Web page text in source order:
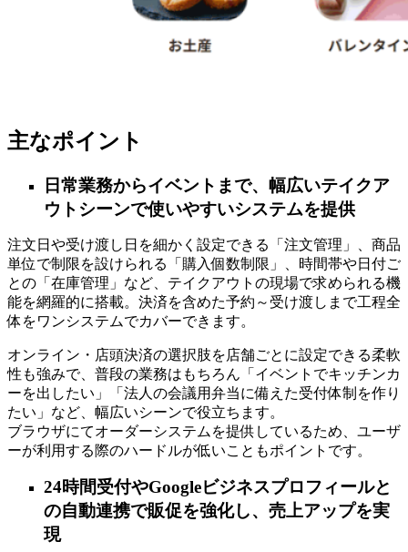
主なポイント
日常業務からイベントまで、幅広いテイクア
ウトシーンで使いやすいシステムを提供
注⽂⽇や受け渡し⽇を細かく設定できる「注文管理」、商品
単位で制限を設けられる「購入個数制限」、時間帯や日付ご
との「在庫管理」など、テイクアウトの現場で求められる機
能を網羅的に搭載。決済を含めた予約～受け渡しまで工程全
体をワンシステムでカバーできます。
オンライン・店頭決済の選択肢を店舗ごとに設定できる柔軟
性も強みで、普段の業務はもちろん「イベントでキッチンカ
ーを出したい」「法人の会議用弁当に備えた受付体制を作り
たい」など、幅広いシーンで役立ちます。
ブラウザにてオーダーシステムを提供しているため、ユーザ
ーが利用する際のハードルが低いこともポイントです。
24時間受付やGoogleビジネスプロフィールと
の自動連携で販促を強化し、売上アップを実
現